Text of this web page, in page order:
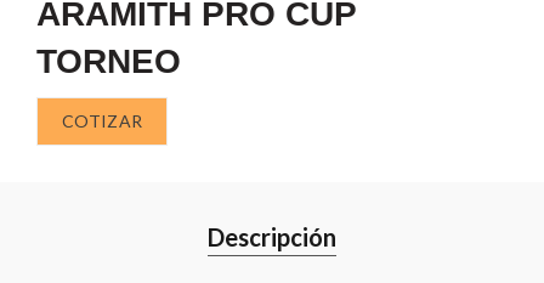
ARAMITH PRO CUP
TORNEO
COTIZAR
Descripción